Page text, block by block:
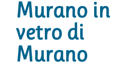
Murano in
vetro di
Murano